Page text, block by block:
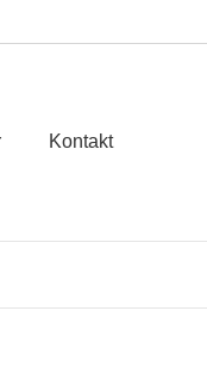
Kontakt